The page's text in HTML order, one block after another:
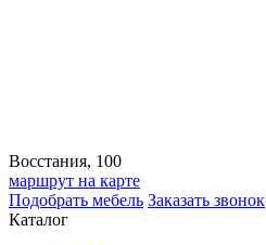
Восстания, 100
маршрут на карте
Подобрать мебель Заказать звонок
Каталог